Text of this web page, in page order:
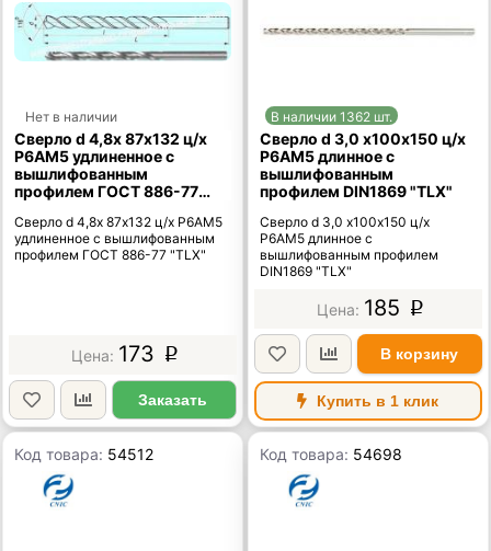
Нет в наличии
Сверло d 4,8х 87х132 ц/х
Р6АМ5 удлиненное с
вышлифованным
профилем ГОСТ 886-77
Сверло d 4,8х 87х132 ц/х Р6АМ5
удлиненное с вышлифованным
профилем ГОСТ 886-77 "TLX"
173 p
Заказать
В наличии 1362 шт.
Сверло d 3,0 х100х150 ц/х
Р6АМ5 длинное с
вышлифованным
профилем DIN1869 "TLX"
Сверло d 3,0 х100х150 ц/х
Р6АМ5 длинное с
вышлифованным профилем
DIN1869 "TLX"
185 p
В корзину
Купить в 1 клик
Код товара: 54512 Код товара: 54698